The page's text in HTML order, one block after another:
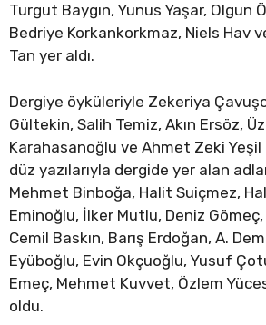
Turgut Baygın, Yunus Yaşar, Olgun
Bedriye Korkankorkmaz, Niels Hav
Tan yer aldı.
Dergiye öyküleriyle Zekeriya
Gültekin, Salih Temiz, Akın Ersöz,
Karahasanoğlu ve Ahmet Zeki Yeşil
düz yazılarıyla dergide yer alan
Mehmet Binboğa, Halit Suiçmez,
Eminoğlu, İlker Mutlu, Deniz Gömeç,
Cemil Baskın, Barış Erdoğan, A.
Eyüboğlu, Evin Okçuoğlu, Yusuf
Emeç, Mehmet Kuvvet, Özlem
oldu.